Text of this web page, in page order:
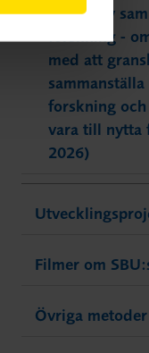
Vikten av
forskning -
med att
forskning
vara till nytta
2026)
Filmer om
Övriga metoder